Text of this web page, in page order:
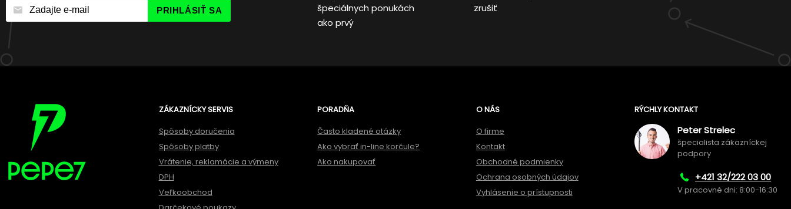
PRIHLÁSIŤ SA
špeciálnych ponukách
ako prvý
zrušiť
ZÁKAZNÍCKY SERVIS
Spôsoby doručenia
Spôsoby platby
Vrátenie, reklamácie a výmeny
DPH
Veľkoobchod
PORADŇA
Často kladené otázky
Ako vybrať in-line korčule?
Ako nakupovať
O NÁS
O firme
Kontakt
Obchodné podmienky
Ochrana osobných údajov
Vyhlásenie o prístupnosti
RÝCHLY KONTAKT
Peter Strelec
špecialista zákazníckej
podpory
+421 32/222 03 00
V pracovné dni: 8:00-16:30